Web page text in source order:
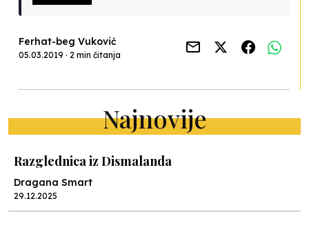
Ferhat-beg Vuković
05.03.2019 · 2 min čitanja
Najnovije
Razglednica iz Dismalanda
Dragana Smart
29.12.2025